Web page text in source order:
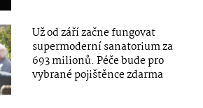
Už od září začne fungovat
supermoderní sanatorium za
693 milionů. Péče bude pro
vybrané pojištěnce zdarma